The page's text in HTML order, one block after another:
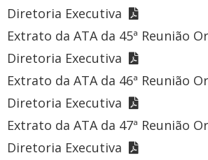
Diretoria Executiva
Extrato da ATA da 45ª Reunião
Diretoria Executiva
Extrato da ATA da 46ª Reunião
Diretoria Executiva
Extrato da ATA da 47ª Reunião
Diretoria Executiva